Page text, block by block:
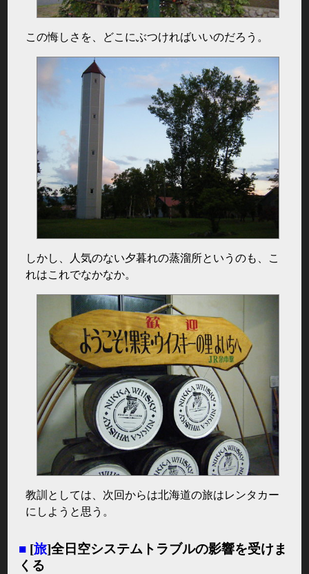
この悔しさを、どこにぶつければいいのだろう。
しかし、人気のない夕暮れの蒸溜所というのも、こ
れはこれでなかなか。
教訓としては、次回からは北海道の旅はレンタカー
にしようと思う。
■ [旅]全日空システムトラブルの影響を受けま
くる